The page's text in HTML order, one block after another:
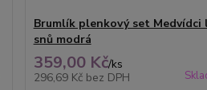
Brumlík plenkový set Medvídci
snů modrá
359,00 Kč/ks
296,69 Kč bez DPH